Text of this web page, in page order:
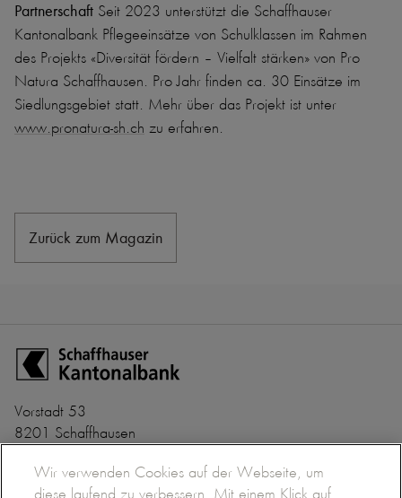
Partnerschaft Seit 2023 unterstützt die Schaffhauser
Kantonalbank Pflegeeinsätze von Schulklassen im Rahmen
des Projekts «Diversität fördern – Vielfalt stärken» von Pro
Natura Schaffhausen. Pro Jahr finden ca. 30 Einsätze im
Siedlungsgebiet statt. Mehr über das Projekt ist unter
www.pronatura-sh.ch zu erfahren.
Zurück zum Magazin
Vorstadt 53
8201 Schaffhausen
info@shkb.ch
BIC/SWIFT SHKBCH2S
Wir verwenden Cookies auf der Webseite, um
diese laufend zu verbessern. Mit einem Klick auf